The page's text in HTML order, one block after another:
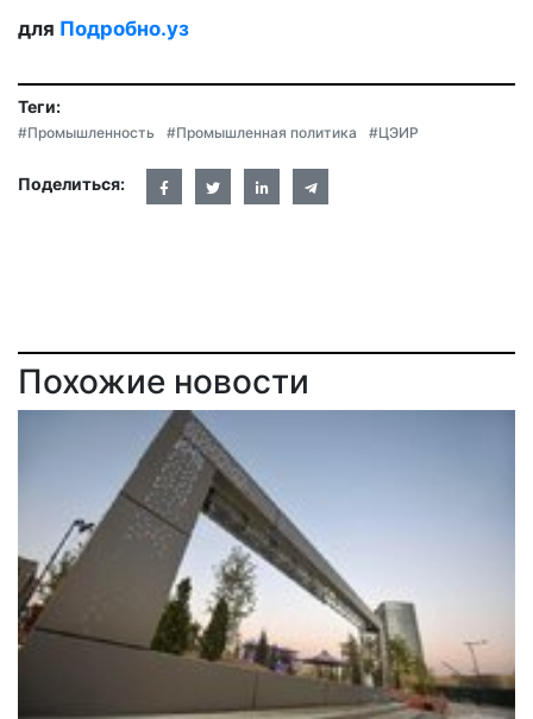
для Подробно.уз
Теги:
#Промышленность #Промышленная политика #ЦЭИР
Поделиться:
Похожие новости